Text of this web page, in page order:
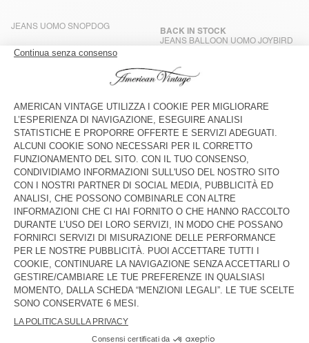
JEANS UOMO SNOPDOG
€ 100
JEANS BALLOON UOMO JOYBIRD
BACK IN STOCK
JEANS UOMO UZATOWN
JEANS BALLOON UOMO YOPDAY
BACK IN STOCK
€ 125
JEANS UOMO YOPDAY
BACK IN STOCK
€ 110
JEANS BALLOON UOMO OSHOW
NOVITÀ
€ 125
I jeans American Vintage sono disponibili in molte versioni
slavate, dal nero profondo all’écru, passando per il blu
consumato, e in diversi tagli, tra i quali il droit, il carrot o il fitté.